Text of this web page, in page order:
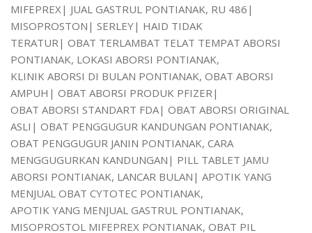
MIFEPREX| JUAL GASTRUL PONTIANAK, RU 486|
MISOPROSTON| SERLEY| HAID TIDAK
TERATUR| OBAT TERLAMBAT TELAT TEMPAT ABORSI
PONTIANAK, LOKASI ABORSI PONTIANAK,
KLINIK ABORSI DI BULAN PONTIANAK, OBAT ABORSI
AMPUH| OBAT ABORSI PRODUK PFIZER|
OBAT ABORSI STANDART FDA| OBAT ABORSI ORIGINAL
ASLI| OBAT PENGGUGUR KANDUNGAN PONTIANAK,
OBAT PENGGUGUR JANIN PONTIANAK, CARA
MENGGUGURKAN KANDUNGAN| PILL TABLET JAMU
ABORSI PONTIANAK, LANCAR BULAN| APOTIK YANG
MENJUAL OBAT CYTOTEC PONTIANAK,
APOTIK YANG MENJUAL GASTRUL PONTIANAK,
MISOPROSTOL MIFEPREX PONTIANAK, OBAT PIL